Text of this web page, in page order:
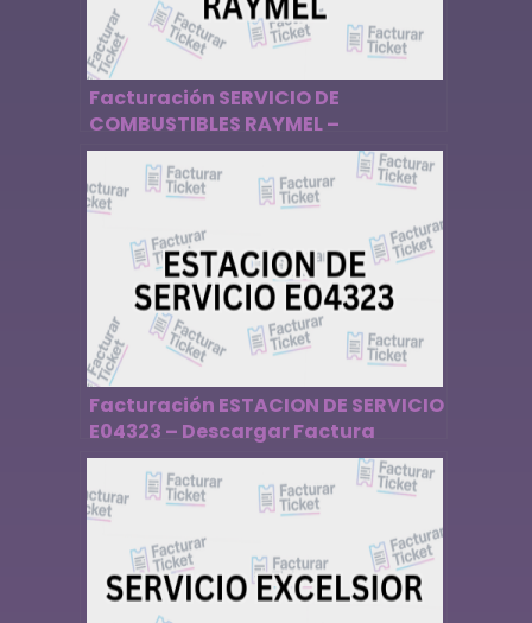
Facturación SERVICIO DE
COMBUSTIBLES RAYMEL –
Descargar Factura
Facturación ESTACION DE SERVICIO
E04323 – Descargar Factura